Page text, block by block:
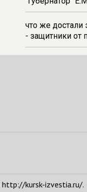
что же
- защитники от
http://kursk-izvestia.ru/.